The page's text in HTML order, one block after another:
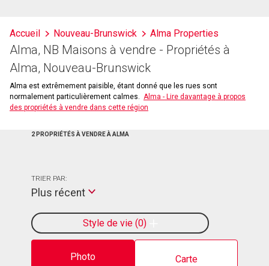
et
les
historiques
d'inscriptions
Accueil Nouveau-Brunswick Alma Properties
Alma, NB Maisons à vendre - Propriétés à
Alma, Nouveau-Brunswick
Alma est extrêmement paisible, étant donné que les rues sont
normalement particulièrement calmes. Alma - Lire davantage à propos
des propriétés à vendre dans cette région
2 PROPRIÉTÉS À VENDRE À ALMA
Photo Carte
Style de vie 0
TRIER PAR:
Plus récent